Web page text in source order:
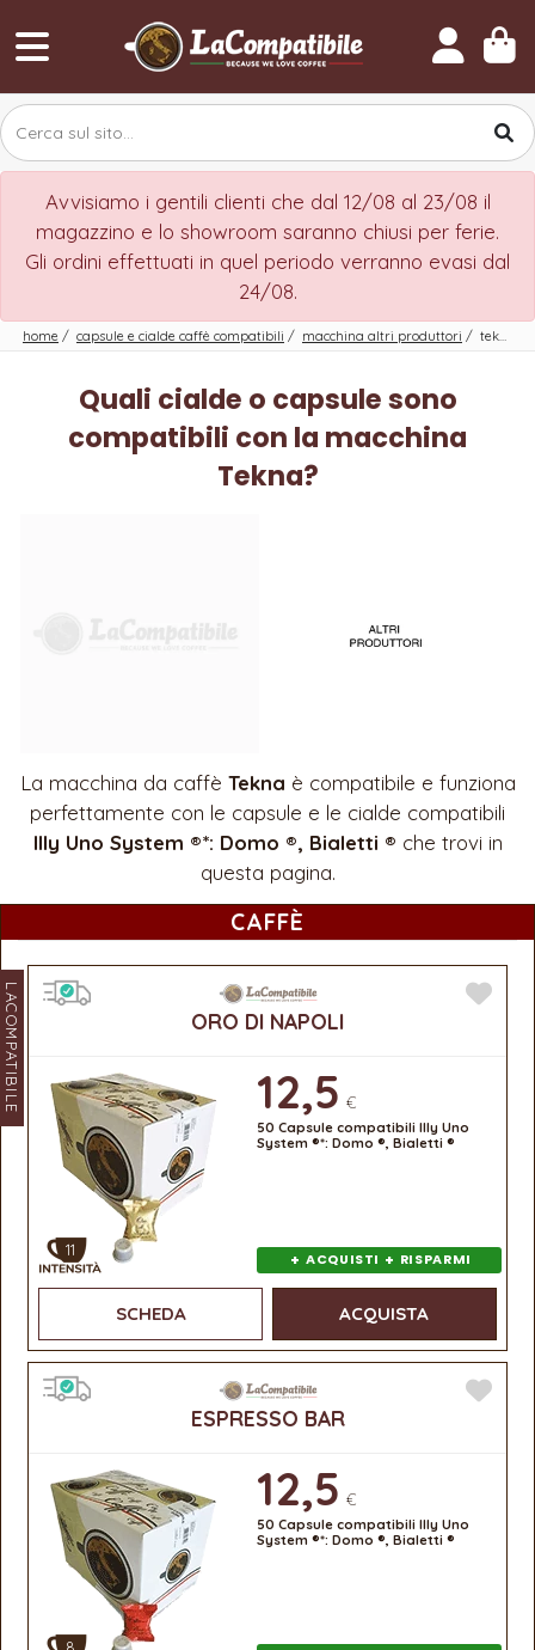
Avvisiamo i gentili clienti che dal 12/08 al 23/08 il
magazzino e lo showroom saranno chiusi per ferie.
Gli ordini effettuati in quel periodo verranno evasi dal
24/08.
home / capsule e cialde caffè compatibili / macchina altri produttori / tekna
Quali cialde o capsule sono
compatibili con la macchina
Tekna?
La macchina da caffè Tekna è compatibile e funziona
perfettamente con le capsule e le cialde compatibili
Illy Uno System ®*: Domo ®, Bialetti ® che trovi in
questa pagina.
CAFFÈ
LACOMPATIBILE ORO DI NAPOLI
11
12,5 €
50 Capsule compatibili Illy Uno
System ®*: Domo ®, Bialetti ®
+ ACQUISTI + RISPARMI
SCHEDA ACQUISTA
ESPRESSO BAR
8
12,5 €
50 Capsule compatibili Illy Uno
System ®*: Domo ®, Bialetti ®